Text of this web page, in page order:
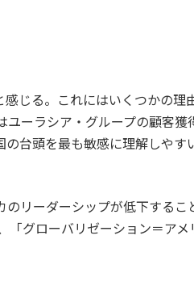
じる。これにはいくつかの理
ーラシア・グループの顧客
台頭を最も敏感に理解しやす
リーダーシップが低下するこ
グローバリゼーション＝ア